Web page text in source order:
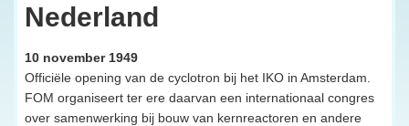
Nederland
10 november 1949
Officiële opening van de cyclotron bij het IKO in Amsterdam.
FOM organiseert ter ere daarvan een internationaal congres
over samenwerking bij bouw van kernreactoren en andere